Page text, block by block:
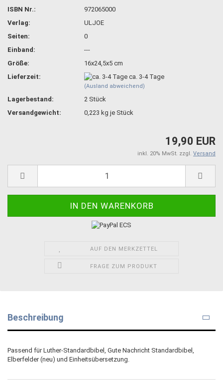
ISBN Nr.:
972065000
Verlag:
ULJOE
Seiten:
0
Einband:
---
Größe:
16x24,5x5 cm
Lieferzeit:
ca. 3-4 Tage
(Ausland abweichend)
Lagerbestand: 2 Stück
Versandgewicht:
0,223 kg je Stück
19,90 EUR
inkl. 20% MwSt. zzgl. Versand
AUF DEN MERKZETTEL
FRAGE ZUM PRODUKT
Beschreibung
Passend für Luther-Standardbibel, Gute Nachricht Standardbibel,
Elberfelder (neu) und Einheitsübersetzung.